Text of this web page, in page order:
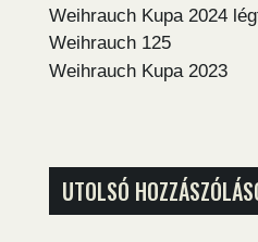
Weihrauch Kupa 2024
Weihrauch 125
Weihrauch Kupa 2023
UTOLSÓ